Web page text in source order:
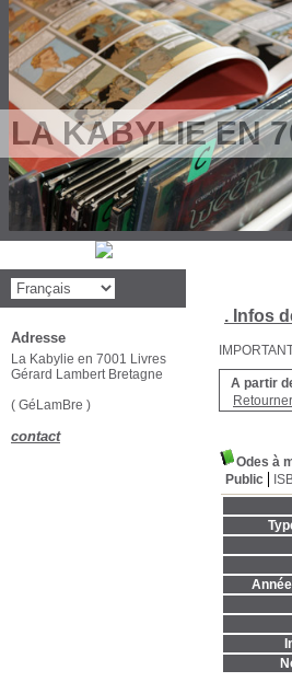
LA KABYLIE EN
. Infos
A partir
Odes à
Public
Adresse
La Kabylie en 7001 Livres
Gérard Lambert Bretagne
( GéLamBre )
contact